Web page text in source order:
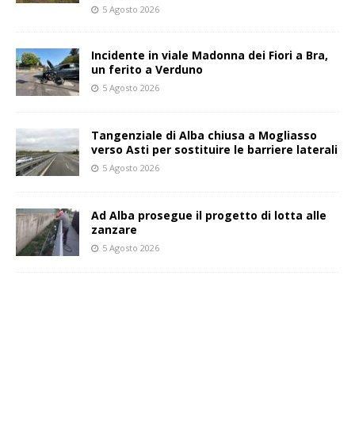
5 Agosto 2026
Incidente in viale Madonna dei Fiori a Bra,
un ferito a Verduno
5 Agosto 2026
Tangenziale di Alba chiusa a Mogliasso
verso Asti per sostituire le barriere laterali
5 Agosto 2026
Ad Alba prosegue il progetto di lotta alle
zanzare
5 Agosto 2026